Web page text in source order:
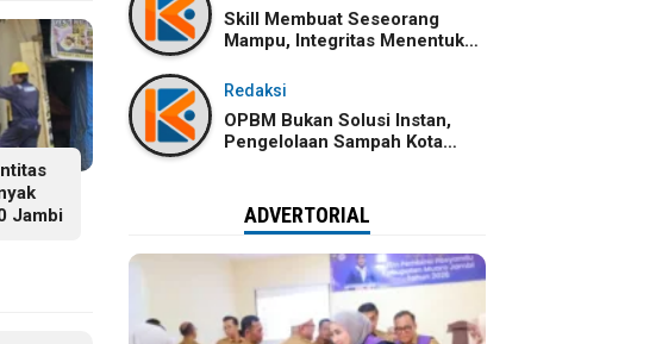
Jambi
Skill Membuat Seseorang
Mampu, Integritas Menentukan
Dibawa
Redaksi
OPBM Bukan Solusi Instan,
Pengelolaan Sampah Kota
ADVERTORIAL